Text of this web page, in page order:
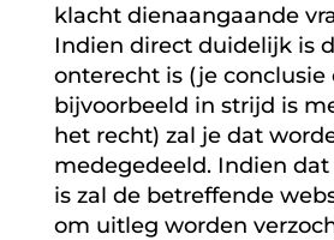
klacht dienaangaande
Indien direct duidelijk is
onterecht is (je
bijvoorbeeld in strijd is
het recht) zal je dat
medegedeeld. Indien
is zal de betreffende
om uitleg worden